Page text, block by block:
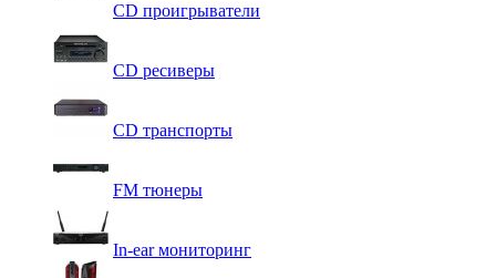
CD проигрыватели
CD ресиверы
CD транспорты
FM тюнеры
In-ear мониторинг